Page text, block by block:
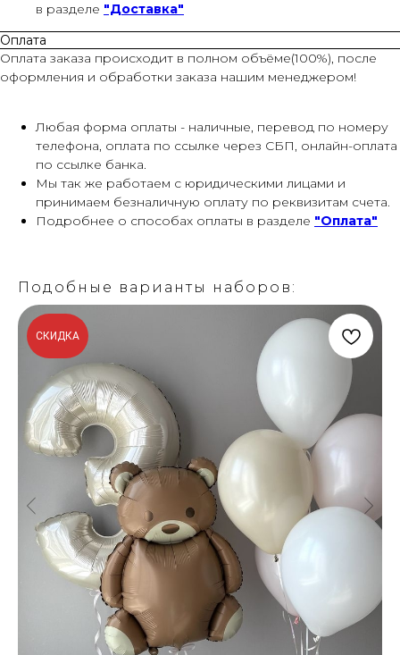
в разделе "Доставка"
Оплата
Оплата заказа происходит в полном объёме(100%), после
оформления и обработки заказа нашим менеджером!
Любая форма оплаты - наличные, перевод по номеру
телефона, оплата по ссылке через СБП, онлайн-оплата
по ссылке банка.
Мы так же работаем с юридическими лицами и
принимаем безналичную оплату по реквизитам счета.
Подробнее о способах оплаты в разделе "Оплата"
Подобные варианты наборов:
СКИДКА